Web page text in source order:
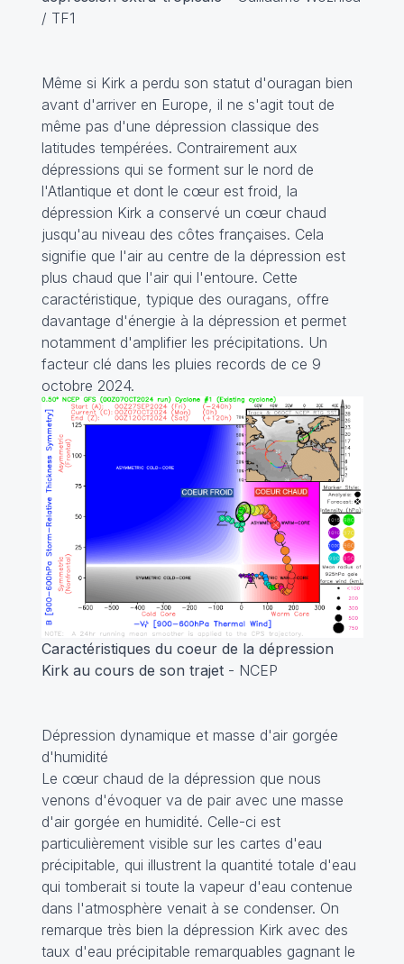
/ TF1
Même si Kirk a perdu son statut d'ouragan bien
avant d'arriver en Europe, il ne s'agit tout de
même pas d'une dépression classique des
latitudes tempérées. Contrairement aux
dépressions qui se forment sur le nord de
l'Atlantique et dont le cœur est froid, la
dépression Kirk a conservé un cœur chaud
jusqu'au niveau des côtes françaises. Cela
signifie que l'air au centre de la dépression est
plus chaud que l'air qui l'entoure. Cette
caractéristique, typique des ouragans, offre
davantage d'énergie à la dépression et permet
notamment d'amplifier les précipitations. Un
facteur clé dans les pluies records de ce 9
octobre 2024.
Caractéristiques du coeur de la dépression
Kirk au cours de son trajet- NCEP
Dépression dynamique et masse d'air gorgée
d'humidité
Le cœur chaud de la dépression que nous
venons d'évoquer va de pair avec une masse
d'air gorgée en humidité. Celle-ci est
particulièrement visible sur les cartes d'eau
précipitable, qui illustrent la quantité totale d'eau
qui tomberait si toute la vapeur d'eau contenue
dans l'atmosphère venait à se condenser. On
remarque très bien la dépression Kirk avec des
taux d'eau précipitable remarquables gagnant le